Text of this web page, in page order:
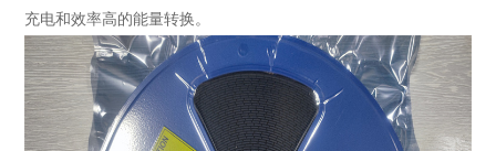
充电和效率高的能量转换。